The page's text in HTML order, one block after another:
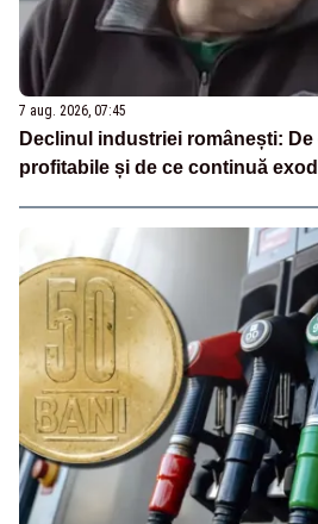
7 aug. 2026, 07:45
Declinul industriei românești:
profitabile și de ce continuă